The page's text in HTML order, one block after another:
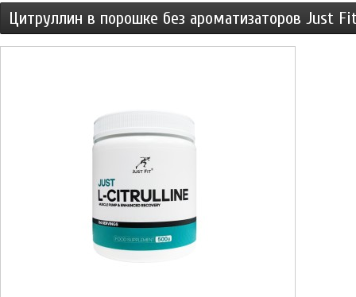
Цитруллин в порошке без ароматизаторов Just